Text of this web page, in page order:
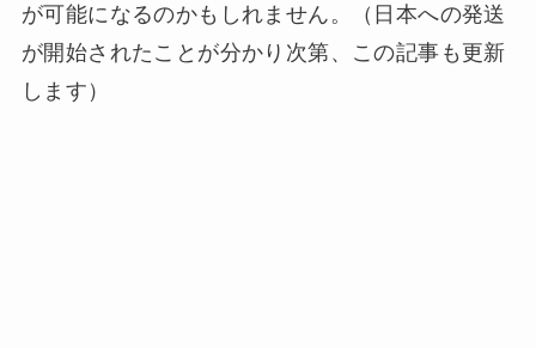
が可能になるのかもしれません。（日本への発送
が開始されたことが分かり次第、この記事も更新
します）